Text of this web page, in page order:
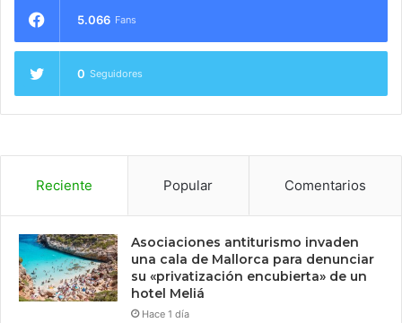
5.066 Fans
0 Seguidores
Reciente Popular Comentarios
Asociaciones antiturismo invaden
una cala de Mallorca para denunciar
su «privatización encubierta» de un
hotel Meliá
Hace 1 día